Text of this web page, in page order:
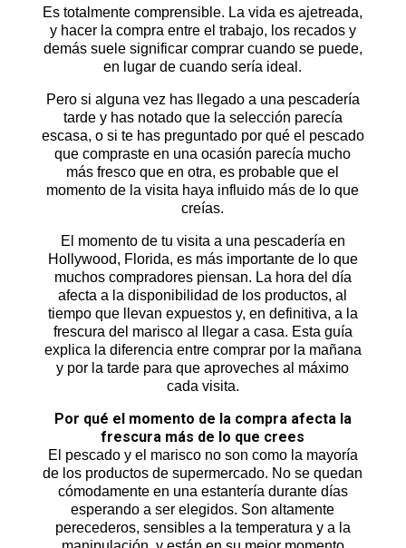
Es totalmente comprensible. La vida es ajetreada,
y hacer la compra entre el trabajo, los recados y
demás suele significar comprar cuando se puede,
en lugar de cuando sería ideal.
Pero si alguna vez has llegado a una pescadería
tarde y has notado que la selección parecía
escasa, o si te has preguntado por qué el pescado
que compraste en una ocasión parecía mucho
más fresco que en otra, es probable que el
momento de la visita haya influido más de lo que
creías.
El momento de tu visita a una pescadería en
Hollywood, Florida, es más importante de lo que
muchos compradores piensan. La hora del día
afecta a la disponibilidad de los productos, al
tiempo que llevan expuestos y, en definitiva, a la
frescura del marisco al llegar a casa. Esta guía
explica la diferencia entre comprar por la mañana
y por la tarde para que aproveches al máximo
cada visita.
Por qué el momento de la compra afecta la
frescura más de lo que crees
El pescado y el marisco no son como la mayoría
de los productos de supermercado. No se quedan
cómodamente en una estantería durante días
esperando a ser elegidos. Son altamente
perecederos, sensibles a la temperatura y a la